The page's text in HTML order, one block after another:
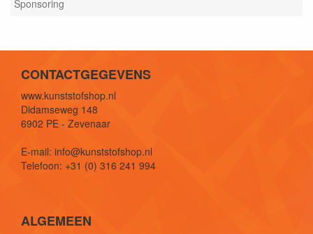
Sponsoring
CONTACTGEGEVENS
www.kunststofshop.nl
Didamseweg 148
6902 PE - Zevenaar
E-mail: info@kunststofshop.nl
Telefoon: +31 (0) 316 241 994
ALGEMEEN